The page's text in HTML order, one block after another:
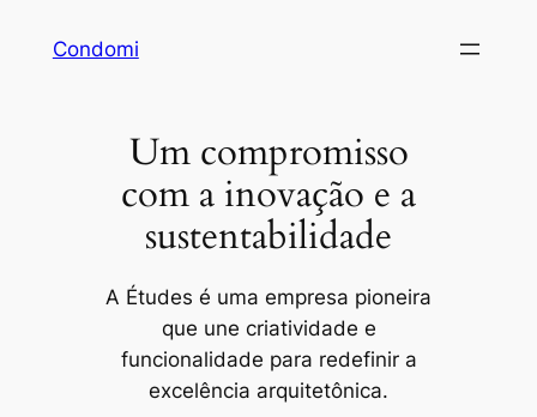
Condomi
Um compromisso
com a inovação e a
sustentabilidade
A Études é uma empresa pioneira
que une criatividade e
funcionalidade para redefinir a
excelência arquitetônica.